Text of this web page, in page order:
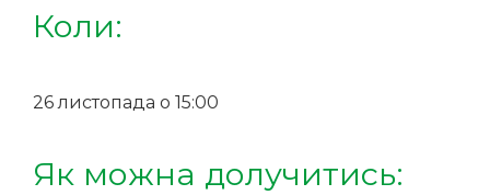
Коли:
26 листопада о 15:00
Як можна долучитись: